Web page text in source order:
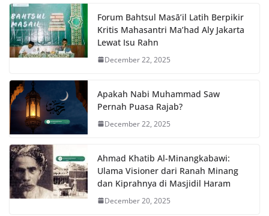
Forum Bahtsul Masā’il Latih Berpikir
Kritis Mahasantri Ma’had Aly Jakarta
Lewat Isu Rahn
December 22, 2025
Apakah Nabi Muhammad Saw
Pernah Puasa Rajab?
December 22, 2025
Ahmad Khatib Al-Minangkabawi:
Ulama Visioner dari Ranah Minang
dan Kiprahnya di Masjidil Haram
December 20, 2025